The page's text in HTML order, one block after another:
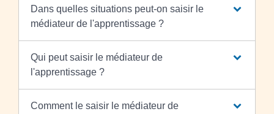
Dans quelles situations peut-on saisir le
médiateur de l'apprentissage ?
Qui peut saisir le médiateur de
l'apprentissage ?
Comment le saisir le médiateur de